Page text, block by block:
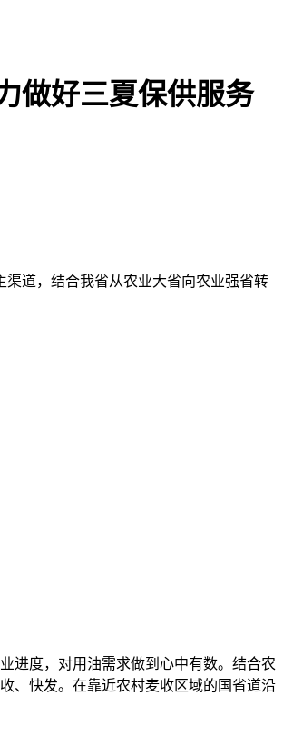
做好三夏保供服务
道，结合我省从农业大省向农业强省转
进度，对用油需求做到心中有数。结合农
、快发。在靠近农村麦收区域的国省道沿